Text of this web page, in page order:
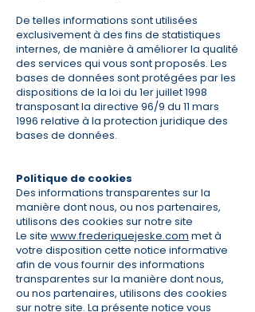
De telles informations sont utilisées
exclusivement à des fins de statistiques
internes, de manière à améliorer la qualité
des services qui vous sont proposés. Les
bases de données sont protégées par les
dispositions de la loi du 1er juillet 1998
transposant la directive 96/9 du 11 mars
1996 relative à la protection juridique des
bases de données.
Politique de cookies
Des informations transparentes sur la
manière dont nous, ou nos partenaires,
utilisons des cookies sur notre site
Le site www.frederiquejeske.com met à
votre disposition cette notice informative
afin de vous fournir des informations
transparentes sur la manière dont nous,
ou nos partenaires, utilisons des cookies
sur notre site. La présente notice vous